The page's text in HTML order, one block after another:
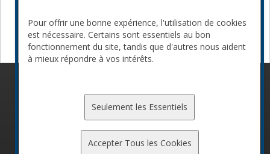
Devenir commanditaire
Pour offrir une bonne expérience, l'utilisation de cookies
est nécessaire. Certains sont essentiels au bon
fonctionnement du site, tandis que d'autres nous aident
à mieux répondre à vos intérêts.
Seulement les Essentiels
Accepter Tous les Cookies